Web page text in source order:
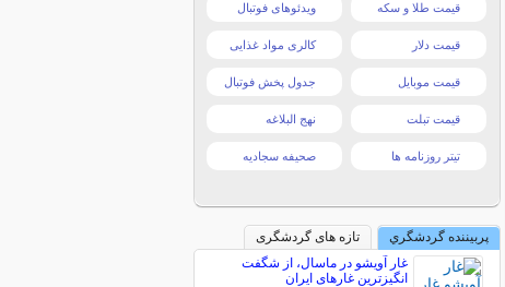
قیمت طلا و سکه ویدئوهای فوتبال
قیمت دلار کالری مواد غذایی
قیمت موبایل جدول پخش فوتبال
قیمت تبلت نهج البلاغه
تیتر روزنامه ها صحیفه سجادیه
پربیننده گردشگري
تازه های گردشگری
غار آویشو در ماسال، از شگفت
انگیزترین غارهای ایران